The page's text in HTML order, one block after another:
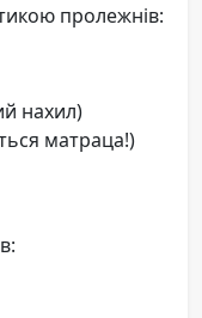
пролежнів:
нахил)
матраца!)